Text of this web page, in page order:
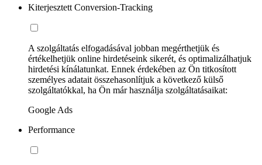
Kiterjesztett Conversion-Tracking
A szolgáltatás elfogadásával jobban megérthetjük és
értékelhetjük online hirdetéseink sikerét, és optimalizálhatjuk
hirdetési kínálatunkat. Ennek érdekében az Ön titkosított
személyes adatait összehasonlítjuk a következő külső
szolgáltatókkal, ha Ön már használja szolgáltatásaikat:
Google Ads
Performance